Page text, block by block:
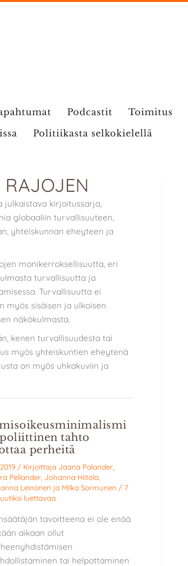
Podcastit Toimitus
Politiikasta selkokielellä
RAJOJEN
julkaistava kirjoitussarja,
globaaliin turvallisuuteen,
yhteiskunnan eheyteen ja
monikerroksellisuutta, eri
turvallisuutta ja
Turvallisuutta ei
myös sisäisen ja ulkoisen
näkökulmasta.
kenen turvallisuudesta tai
myös yhteiskuntien eheytenä
on myös uhkakuviin ja
tahto
perheitä
/ Kirjoittaja Jaana Palander,
Pellander, Johanna Hiitola
Leinonen ja Milka Sormunen / 7
luettavaa
tavoitteena ei ole enää
aikaan ollut
tai helpottaminen